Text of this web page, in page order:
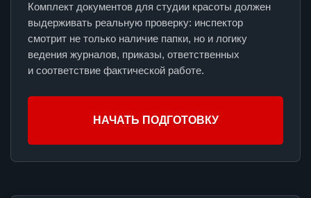
Комплект документов для студии красоты должен
выдерживать реальную проверку: инспектор
смотрит не только наличие папки, но и логику
ведения журналов, приказы, ответственных
и соответствие фактической работе.
НАЧАТЬ ПОДГОТОВКУ